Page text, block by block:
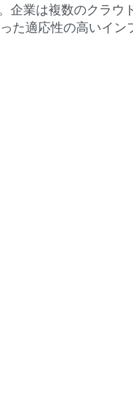
企業は複数のクラウ
た適応性の高いイン